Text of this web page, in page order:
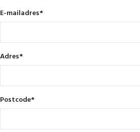
E-mailadres*
Adres*
Postcode*